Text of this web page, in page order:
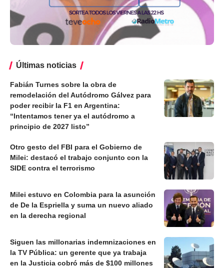
Últimas noticias
Fabián Turnes sobre la obra de
remodelación del Autódromo Gálvez para
poder recibir la F1 en Argentina:
“Intentamos tener ya el autódromo a
principio de 2027 listo”
Otro gesto del FBI para el Gobierno de
Milei: destacó el trabajo conjunto con la
SIDE contra el terrorismo
Milei estuvo en Colombia para la asunción
de De la Espriella y suma un nuevo aliado
en la derecha regional
Siguen las millonarias indemnizaciones en
la TV Pública: un gerente que ya trabaja
en la Justicia cobró más de $100 millones